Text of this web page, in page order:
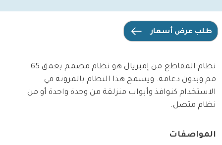
طلب عرض أسعار
نظام المقاطع من إمبريال هو نظام مصمم بعمق 65
مم وبدون دعامة. ويسمح هذا النظام بالمرونة في
الاستخدام كنوافذ وأبواب منزلقة من وحدة واحدة أو من
نظام متصل.
المواصفات